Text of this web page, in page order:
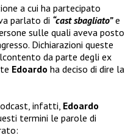
a cui ha partecipato
parlato di “cast sbagliato”e
sulle quali aveva posto
Dichiarazioni queste
da parte degli ex
Edoardo ha deciso di dire la
infatti, Edoardo
termini le parole di